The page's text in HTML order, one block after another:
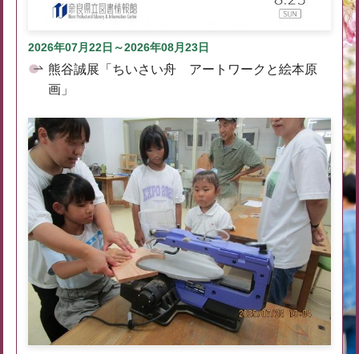
2026年07月22日～2026年08月23日
熊谷誠展「ちいさい舟 アートワークと絵本原
画」